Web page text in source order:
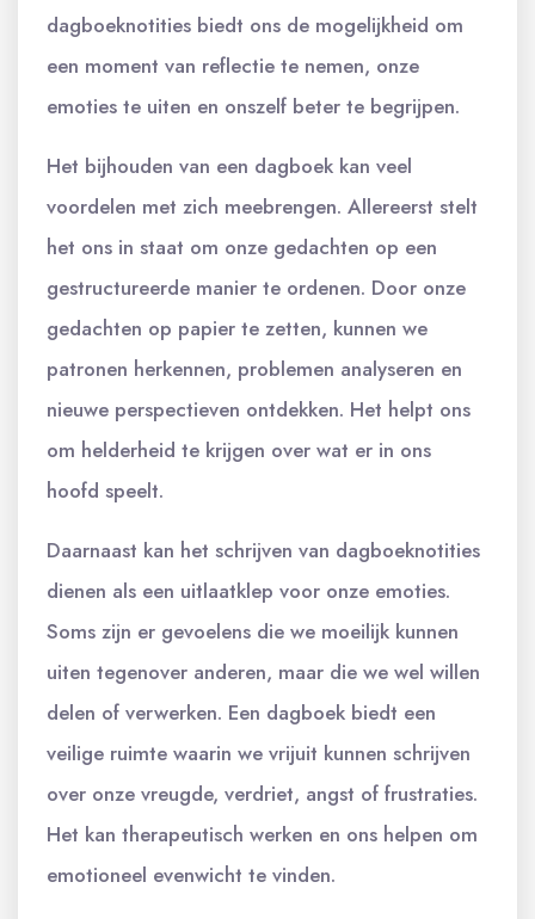
dagboeknotities biedt ons de mogelijkheid om
een moment van reflectie te nemen, onze
emoties te uiten en onszelf beter te begrijpen.
Het bijhouden van een dagboek kan veel
voordelen met zich meebrengen. Allereerst stelt
het ons in staat om onze gedachten op een
gestructureerde manier te ordenen. Door onze
gedachten op papier te zetten, kunnen we
patronen herkennen, problemen analyseren en
nieuwe perspectieven ontdekken. Het helpt ons
om helderheid te krijgen over wat er in ons
hoofd speelt.
Daarnaast kan het schrijven van dagboeknotities
dienen als een uitlaatklep voor onze emoties.
Soms zijn er gevoelens die we moeilijk kunnen
uiten tegenover anderen, maar die we wel willen
delen of verwerken. Een dagboek biedt een
veilige ruimte waarin we vrijuit kunnen schrijven
over onze vreugde, verdriet, angst of frustraties.
Het kan therapeutisch werken en ons helpen om
emotioneel evenwicht te vinden.